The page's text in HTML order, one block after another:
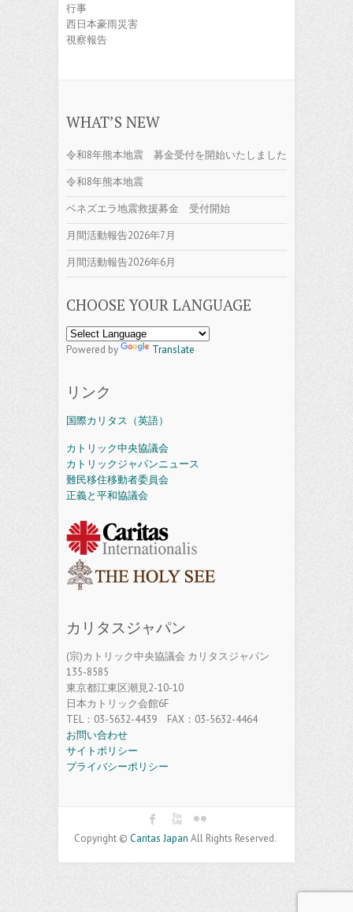
行事
西日本豪雨災害
視察報告
WHAT’S NEW
令和8年熊本地震 募金受付を開始いたしました
令和8年熊本地震
ベネズエラ地震救援募金 受付開始
月間活動報告2026年7月
月間活動報告2026年6月
CHOOSE YOUR LANGUAGE
Powered by Translate
リンク
国際カリタス（英語）
カトリック中央協議会
カトリックジャパンニュース
難民移住移動者委員会
正義と平和協議会
カリタスジャパン
(宗)カトリック中央協議会 カリタスジャパン
135-8585
東京都江東区潮見2-10-10
日本カトリック会館6F
TEL：03-5632-4439 FAX：03-5632-4464
お問い合わせ
サイトポリシー
プライバシーポリシー
Copyright © Caritas Japan All Rights Reserved.